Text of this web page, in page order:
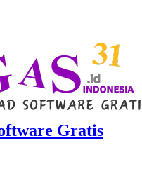
Gratis